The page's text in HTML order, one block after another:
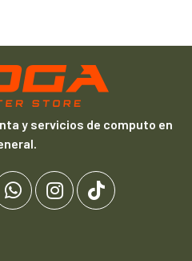
y servicios de computo en